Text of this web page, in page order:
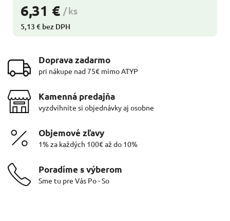
6,31 € / ks
5,13 € bez DPH
Doprava zadarmo
pri nákupe nad 75€ mimo ATYP
Kamenná predajňa
vyzdvihnite si objednávky aj osobne
Objemové zľavy
1% za každých 100€ až do 10%
Poradíme s výberom
Sme tu pre Vás Po - So